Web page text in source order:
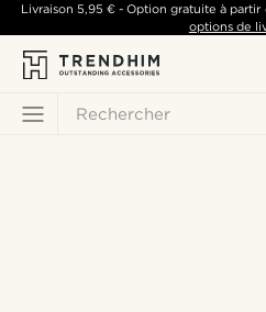
Rechercher
Livraison 5,95 €- Option gratuite à partir
options de